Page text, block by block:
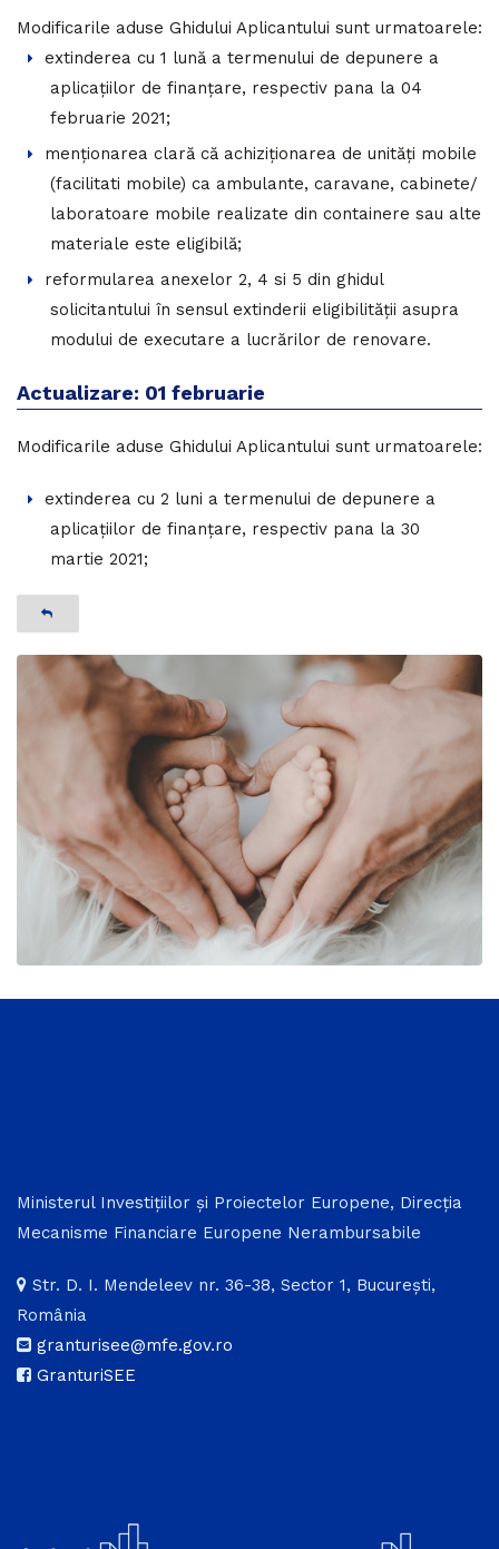
Modificarile aduse Ghidului Aplicantului sunt urmatoarele:
extinderea cu 1 lună a termenului de depunere a
aplicațiilor de finanțare, respectiv pana la 04
februarie 2021;
menționarea clară că achiziționarea de unități mobile
(facilitati mobile) ca ambulante, caravane, cabinete/
laboratoare mobile realizate din containere sau alte
materiale este eligibilă;
reformularea anexelor 2, 4 si 5 din ghidul
solicitantului în sensul extinderii eligibilității asupra
modului de executare a lucrărilor de renovare.
Actualizare: 01 februarie
Modificarile aduse Ghidului Aplicantului sunt urmatoarele:
extinderea cu 2 luni a termenului de depunere a
aplicațiilor de finanțare, respectiv pana la 30
martie 2021;
Ministerul Investițiilor și Proiectelor Europene, Direcția
Mecanisme Financiare Europene Nerambursabile
Str. D. I. Mendeleev nr. 36-38, Sector 1, București,
România
granturisee@mfe.gov.ro
GranturiSEE